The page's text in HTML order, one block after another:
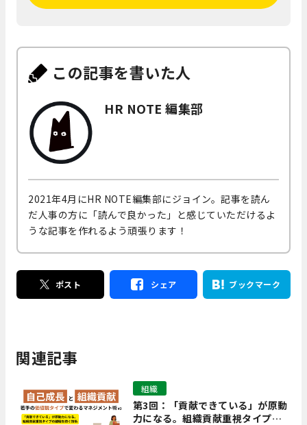
この記事を書いた人
HR NOTE 編集部
2021年4月にHR NOTE編集部にジョイン。記事を読ん
だ人事の方に「読んで良かった」と感じていただけるよ
うな記事を作れるよう頑張ります！
ポスト シェア ブックマーク
関連記事
第3回：「貢献できている」が原動
力になる。組織貢献重視タイプの
組織